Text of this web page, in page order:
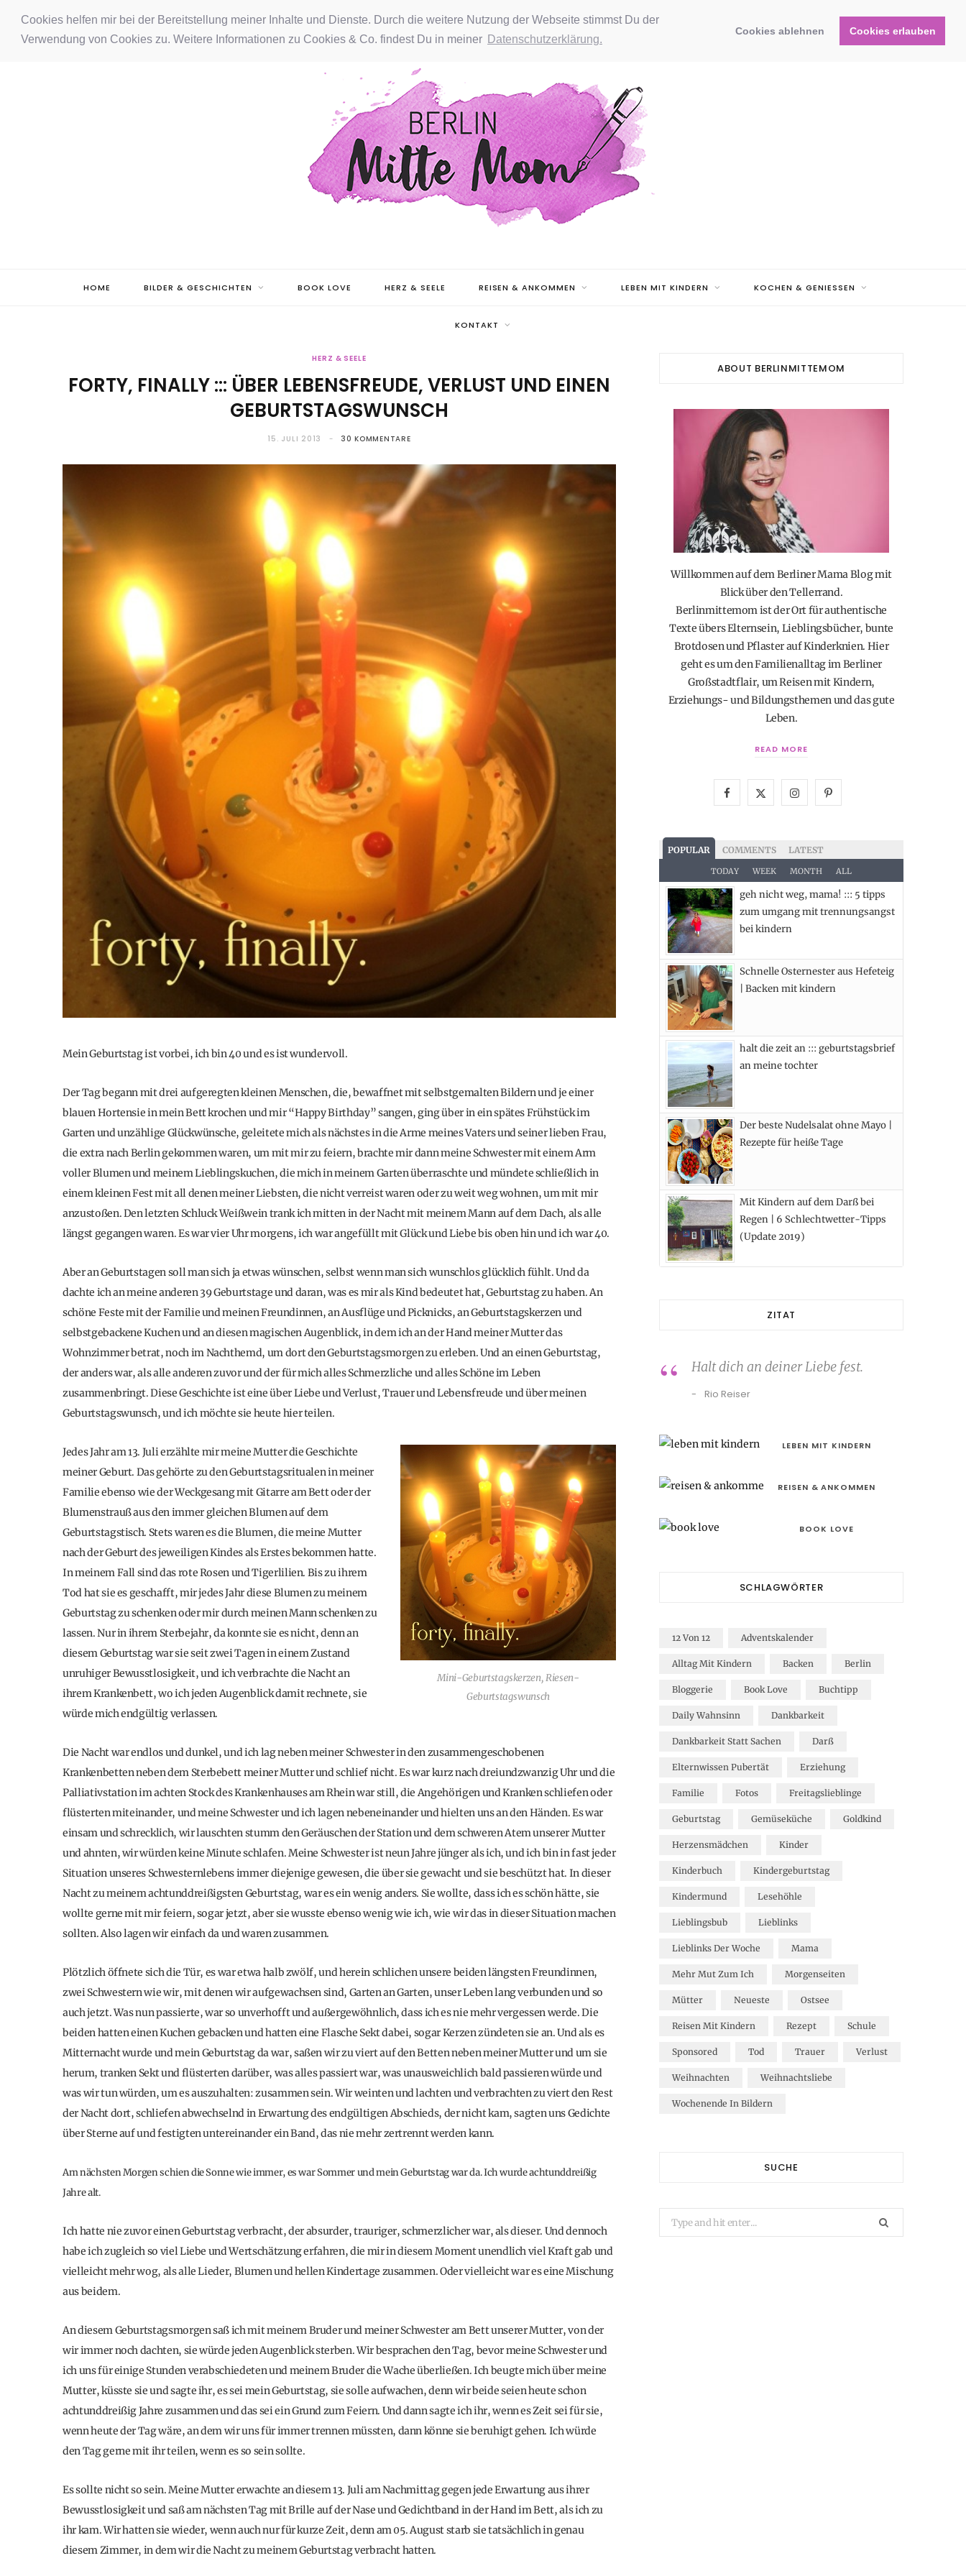
Cookies helfen mir bei der Bereitstellung meiner Inhalte und Dienste. Durch die weitere Nutzung der Webseite stimmst Du der
Verwendung von Cookies zu. Weitere Informationen zu Cookies & Co. findest Du in meiner Datenschutzerklärung.
Cookies ablehnen Cookies erlauben
a n
P
i
HOME BILDER & GESCHICHTEN BOOK LOVE HERZ & SEELE REISEN & ANKOMMEN LEBEN MIT KINDERN KOCHEN & GENIESSEN
KONTAKT
HERZ & SEELE
FORTY, FINALLY ::: ÜBER LEBENSFREUDE, VERLUST UND EINEN
GEBURTSTAGSWUNSCH
15. JULI 2013 30 KOMMENTARE
Mein Geburtstag ist vorbei, ich bin 40 und es ist wundervoll.
Der Tag begann mit drei aufgeregten kleinen Menschen, die, bewaffnet mit selbstgemalten Bildern und je einer
blauen Hortensie in mein Bett krochen und mir “Happy Birthday” sangen, ging über in ein spätes Frühstück im
Garten und unzählige Glückwünsche, geleitete mich als nächstes in die Arme meines Vaters und seiner lieben Frau,
die extra nach Berlin gekommen waren, um mit mir zu feiern, brachte mir dann meine Schwester mit einem Arm
voller Blumen und meinem Lieblingskuchen, die mich in meinem Garten überraschte und mündete schließlich in
einem kleinen Fest mit all denen meiner Liebsten, die nicht verreist waren oder zu weit weg wohnen, um mit mir
anzustoßen. Den letzten Schluck Weißwein trank ich mitten in der Nacht mit meinem Mann auf dem Dach, als alle
längst gegangen waren. Es war vier Uhr morgens, ich war angefüllt mit Glück und Liebe bis oben hin und ich war 40.
Aber an Geburtstagen soll man sich ja etwas wünschen, selbst wenn man sich wunschlos glücklich fühlt. Und da
dachte ich an meine anderen 39 Geburtstage und daran, was es mir als Kind bedeutet hat, Geburtstag zu haben. An
schöne Feste mit der Familie und meinen Freundinnen, an Ausflüge und Picknicks, an Geburtstagskerzen und
selbstgebackene Kuchen und an diesen magischen Augenblick, in dem ich an der Hand meiner Mutter das
Wohnzimmer betrat, noch im Nachthemd, um dort den Geburtstagsmorgen zu erleben. Und an einen Geburtstag,
der anders war, als alle anderen zuvor und der für mich alles Schmerzliche und alles Schöne im Leben
zusammenbringt. Diese Geschichte ist eine über Liebe und Verlust, Trauer und Lebensfreude und über meinen
Geburtstagswunsch, und ich möchte sie heute hier teilen.
Mini-Geburtstagskerzen, Riesen-
Geburtstagswunsch
Jedes Jahr am 13. Juli erzählte mir meine Mutter die Geschichte
meiner Geburt. Das gehörte zu den Geburtstagsritualen in meiner
Familie ebenso wie der Weckgesang mit Gitarre am Bett oder der
Blumenstrauß aus den immer gleichen Blumen auf dem
Geburtstagstisch. Stets waren es die Blumen, die meine Mutter
nach der Geburt des jeweiligen Kindes als Erstes bekommen hatte.
In meinem Fall sind das rote Rosen und Tigerlilien. Bis zu ihrem
Tod hat sie es geschafft, mir jedes Jahr diese Blumen zu meinem
Geburtstag zu schenken oder mir durch meinen Mann schenken zu
lassen. Nur in ihrem Sterbejahr, da konnte sie es nicht, denn an
diesem Geburtstag war sie seit zwei Tagen in einem Zustand
unruhiger Bewusstlosigkeit, und ich verbrachte die Nacht an
ihrem Krankenbett, wo ich jeden Augenblick damit rechnete, sie
würde mich endgültig verlassen.
Die Nacht war endlos und dunkel, und ich lag neben meiner Schwester in den zusammengeschobenen
Krankenbetten neben dem Sterbebett meiner Mutter und schlief nicht. Es war kurz nach dreiundzwanzig Uhr und die
Palliativstation im achten Stock des Krankenhauses am Rhein war still, die Angehörigen und Kranken schliefen oder
flüsterten miteinander, und meine Schwester und ich lagen nebeneinander und hielten uns an den Händen. Es war
einsam und schrecklich, wir lauschten stumm den Geräuschen der Station und dem schweren Atem unserer Mutter
und ahnten, wir würden keine Minute schlafen. Meine Schwester ist neun Jahre jünger als ich, und ich bin in fast jeder
Situation unseres Schwesternlebens immer diejenige gewesen, die über sie gewacht und sie beschützt hat. In dieser
Nacht zu meinem achtunddreißigsten Geburtstag, war es ein wenig anders. Sie wollte, dass ich es schön hätte, sie
wollte gerne mit mir feiern, sogar jetzt, aber sie wusste ebenso wenig wie ich, wie wir das in dieser Situation machen
sollten. Also lagen wir einfach da und waren zusammen.
Plötzlich öffnete sich die Tür, es war etwa halb zwölf, und herein schlichen unsere beiden längsten Freundinnen,
zwei Schwestern wie wir, mit denen wir aufgewachsen sind, Garten an Garten, unser Leben lang verbunden und so
auch jetzt. Was nun passierte, war so unverhofft und außergewöhnlich, dass ich es nie mehr vergessen werde. Die
beiden hatten einen Kuchen gebacken und hatten eine Flasche Sekt dabei, sogar Kerzen zündeten sie an. Und als es
Mitternacht wurde und mein Geburtstag da war, saßen wir zu viert auf den Betten neben meiner Mutter und um sie
herum, tranken Sekt und flüsterten darüber, was alles passiert war, was unausweichlich bald passieren würde und
was wir tun würden, um es auszuhalten: zusammen sein. Wir weinten und lachten und verbrachten zu viert den Rest
der Nacht dort, schliefen abwechselnd in Erwartung des endgültigen Abschieds, der nicht kam, sagten uns Gedichte
über Sterne auf und festigten untereinander ein Band, das nie mehr zertrennt werden kann.
Am nächsten Morgen schien die Sonne wie immer, es war Sommer und mein Geburtstag war da. Ich wurde achtunddreißig
Jahre alt.
Ich hatte nie zuvor einen Geburtstag verbracht, der absurder, trauriger, schmerzlicher war, als dieser. Und dennoch
habe ich zugleich so viel Liebe und Wertschätzung erfahren, die mir in diesem Moment unendlich viel Kraft gab und
vielleicht mehr wog, als alle Lieder, Blumen und hellen Kindertage zusammen. Oder vielleicht war es eine Mischung
aus beidem.
An diesem Geburtstagsmorgen saß ich mit meinem Bruder und meiner Schwester am Bett unserer Mutter, von der
wir immer noch dachten, sie würde jeden Augenblick sterben. Wir besprachen den Tag, bevor meine Schwester und
ich uns für einige Stunden verabschiedeten und meinem Bruder die Wache überließen. Ich beugte mich über meine
Mutter, küsste sie und sagte ihr, es sei mein Geburtstag, sie solle aufwachen, denn wir beide seien heute schon
achtunddreißig Jahre zusammen und das sei ein Grund zum Feiern. Und dann sagte ich ihr, wenn es Zeit sei für sie,
wenn heute der Tag wäre, an dem wir uns für immer trennen müssten, dann könne sie beruhigt gehen. Ich würde
den Tag gerne mit ihr teilen, wenn es so sein sollte.
Es sollte nicht so sein. Meine Mutter erwachte an diesem 13. Juli am Nachmittag gegen jede Erwartung aus ihrer
Bewusstlosigkeit und saß am nächsten Tag mit Brille auf der Nase und Gedichtband in der Hand im Bett, als ich zu
ihr kam. Wir hatten sie wieder, wenn auch nur für kurze Zeit, denn am 05. August starb sie tatsächlich in genau
diesem Zimmer, in dem wir die Nacht zu meinem Geburtstag verbracht hatten.
ABOUT BERLINMITTEMOM
Willkommen auf dem Berliner Mama Blog mit
Blick über den Tellerrand.
Berlinmittemom ist der Ort für authentische
Texte übers Elternsein, Lieblingsbücher, bunte
Brotdosen und Pflaster auf Kinderknien. Hier
geht es um den Familienalltag im Berliner
Großstadtflair, um Reisen mit Kindern,
Erziehungs- und Bildungsthemen und das gute
Leben.
READ MORE
c
e
b
o
o
k
T
w
i
t
e
I
s
t
a
a
P
e
s
POPULAR COMMENTS LATEST
TODAY WEEK MONTH ALL
geh nicht weg, mama! ::: 5 tipps
zum umgang mit trennungsangst
bei kindern
Schnelle Osternester aus Hefeteig
| Backen mit kindern
halt die zeit an ::: geburtstagsbrief
an meine tochter
Der beste Nudelsalat ohne Mayo |
Rezepte für heiße Tage
Mit Kindern auf dem Darß bei
Regen | 6 Schlechtwetter-Tipps
(Update 2019)
ZITAT
Halt dich an deiner Liebe fest.
Rio Reiser
LEBEN MIT KINDERN
REISEN & ANKOMMEN
BOOK LOVE
SCHLAGWÖRTER
12 Von 12 Adventskalender
Alltag Mit Kindern Backen Berlin
Bloggerie Book Love Buchtipp
Daily Wahnsinn Dankbarkeit
Dankbarkeit Statt Sachen Darß
Elternwissen Pubertät Erziehung
Familie Fotos Freitagslieblinge
Geburtstag Gemüseküche Goldkind
Herzensmädchen Kinder
Kinderbuch Kindergeburtstag
Kindermund Lesehöhle
Lieblingsbub Lieblinks
Lieblinks Der Woche Mama
Mehr Mut Zum Ich Morgenseiten
Mütter Neueste Ostsee
Reisen Mit Kindern Rezept Schule
Sponsored Tod Trauer Verlust
Weihnachten Weihnachtsliebe
Wochenende In Bildern
SUCHE
Search
for: